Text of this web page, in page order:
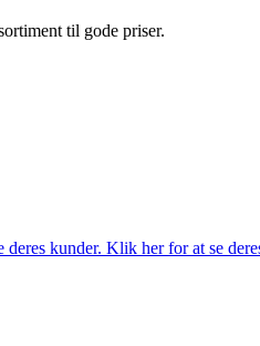
til gode priser.
kunder. Klik her for at se